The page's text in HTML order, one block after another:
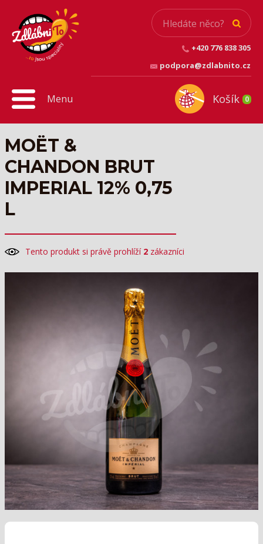
+420 776 838 305
podpora@zdlabnito.cz
Košík 0
Menu
MOËT &
CHANDON BRUT
IMPERIAL 12% 0,75
L
Tento produkt si právě prohlíží 2 zákazníci